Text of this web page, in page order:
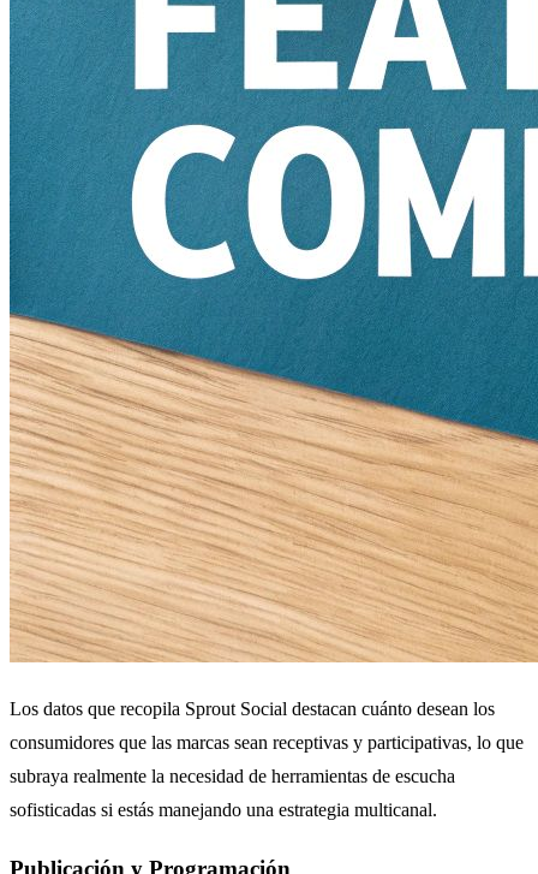
Los datos que recopila Sprout Social destacan cuánto desean los
consumidores que las marcas sean receptivas y participativas, lo que
subraya realmente la necesidad de herramientas de escucha
sofisticadas si estás manejando una estrategia multicanal.
Publicación y Programación